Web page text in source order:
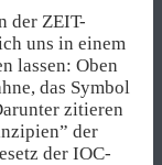
der ZEIT-
uns in einem
lassen: Oben
das Symbol
zitieren
der
der IOC-